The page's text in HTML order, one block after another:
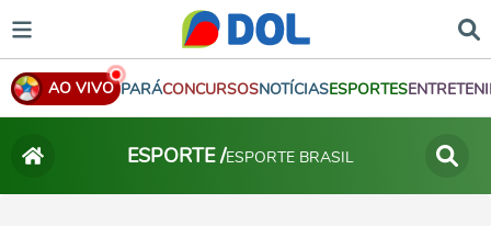
AO VIVO PARÁCONCURSOSNOTÍCIASESPORTES
ESPORTE /ESPORTE BRASIL